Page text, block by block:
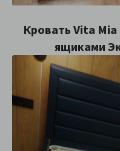
Кровать Vita
ящиками